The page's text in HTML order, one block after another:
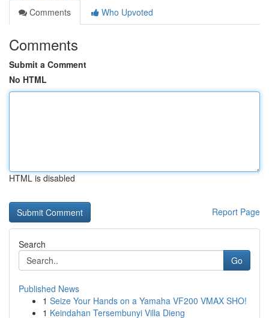
Comments
Who Upvoted
Comments
Submit a Comment
No HTML
HTML is disabled
Report Page
Search
Go
Published News
1 Seize Your Hands on a Yamaha VF200 VMAX SHO!
1 Keindahan Tersembunyi Villa Dieng